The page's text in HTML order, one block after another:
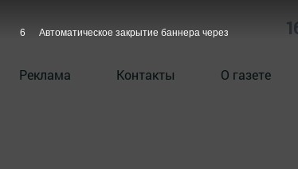
Реклама Контакты О газете
5 Автоматическое закрытие баннера через